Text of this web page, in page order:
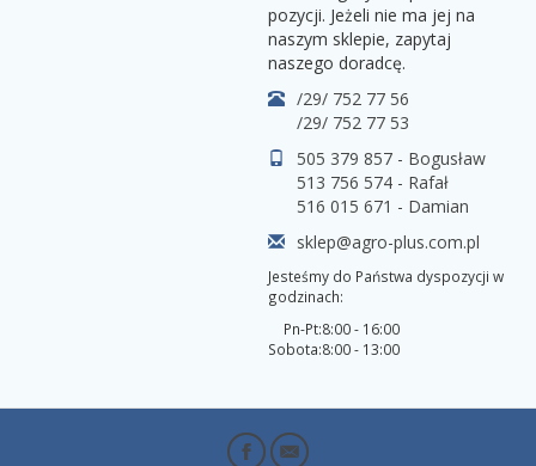
pozycji. Jeżeli nie ma jej na
naszym sklepie, zapytaj
naszego doradcę.
/29/ 752 77 56
/29/ 752 77 53
505 379 857 - Bogusław
513 756 574 - Rafał
516 015 671 - Damian
sklep@agro-plus.com.pl
Jesteśmy do Państwa dyspozycji w
godzinach:
Pn-Pt:
Sobota:
8:00 - 16:00
8:00 - 13:00